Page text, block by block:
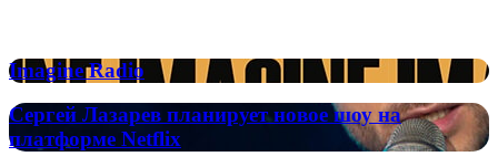
Imagine
Radio
Imagine Radio
Сергей
Лазарев
планирует
Сергей Лазарев планирует новое шоу на
платформе Netflix